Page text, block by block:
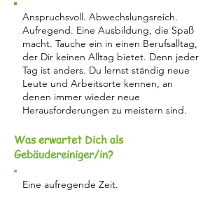
Anspruchsvoll. Abwechslungsreich.
Aufregend. Eine Ausbildung, die Spaß
macht. Tauche ein in einen Berufsalltag,
der Dir keinen Alltag bietet. Denn jeder
Tag ist anders. Du lernst ständig neue
Leute und Arbeitsorte kennen, an
denen immer wieder neue
Herausforderungen zu meistern sind.
Was erwartet Dich als
Gebäudereiniger/in?
Eine aufregende Zeit.